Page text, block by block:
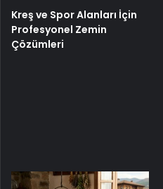
Kreş ve Spor Alanları İçin
Profesyonel Zemin
Çözümleri